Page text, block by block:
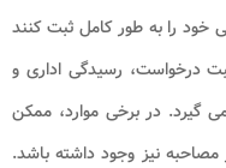
خود را به طور کامل ثبت کنند
درخواست، رسیدگی اداری و
گیرد. در برخی موارد، ممکن
مصاحبه نیز وجود داشته باشد.